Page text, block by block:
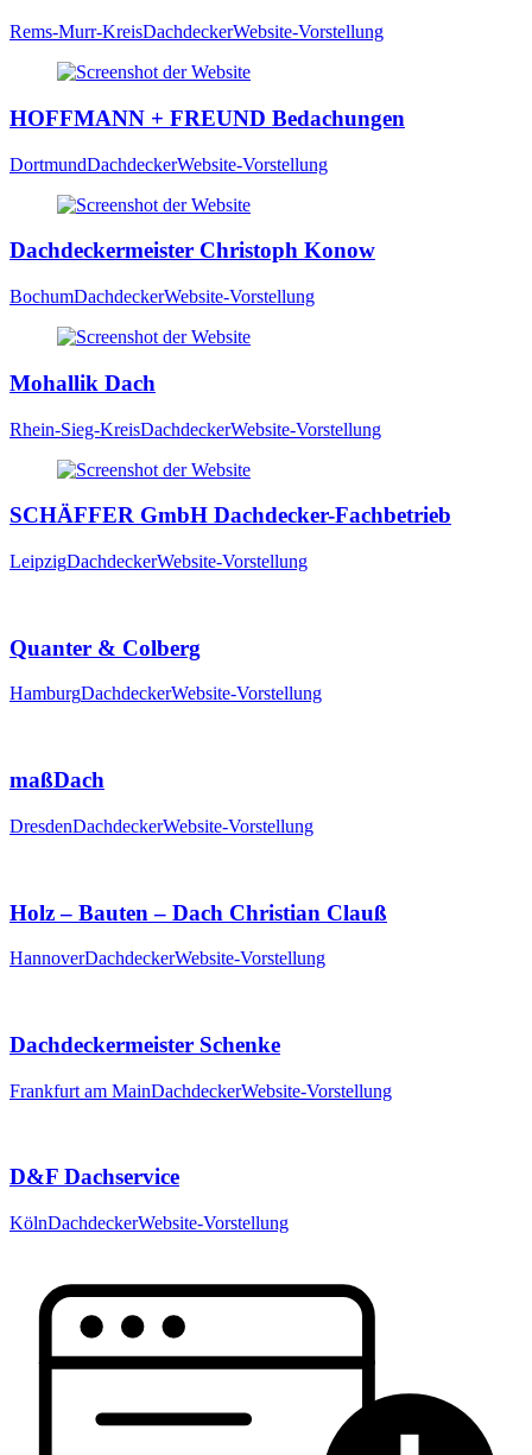
Rems-Murr-KreisDachdeckerWebsite-Vorstellung
HOFFMANN + FREUND Bedachungen
DortmundDachdeckerWebsite-Vorstellung
Dachdeckermeister Christoph Konow
BochumDachdeckerWebsite-Vorstellung
Mohallik Dach
Rhein-Sieg-KreisDachdeckerWebsite-Vorstellung
SCHÄFFER GmbH Dachdecker-Fachbetrieb
LeipzigDachdeckerWebsite-Vorstellung
Quanter & Colberg
HamburgDachdeckerWebsite-Vorstellung
maßDach
DresdenDachdeckerWebsite-Vorstellung
Holz – Bauten – Dach Christian Clauß
HannoverDachdeckerWebsite-Vorstellung
Dachdeckermeister Schenke
Frankfurt am MainDachdeckerWebsite-Vorstellung
D&F Dachservice
KölnDachdeckerWebsite-Vorstellung